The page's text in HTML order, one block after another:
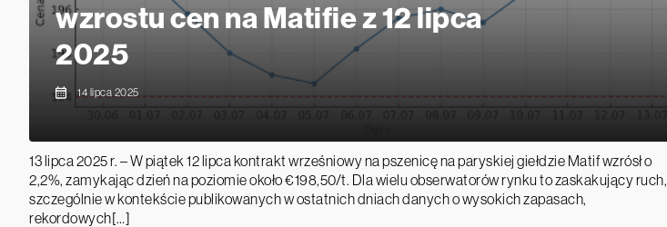
wzrostu cen na Matifie z 12 lipca
2025
14 lipca 2025
13 lipca 2025 r. – W piątek 12 lipca kontrakt wrześniowy na pszenicę na paryskiej giełdzie Matif wzrósł o
2,2%, zamykając dzień na poziomie około €198,50/t. Dla wielu obserwatorów rynku to zaskakujący ruch,
szczególnie w kontekście publikowanych w ostatnich dniach danych o wysokich zapasach,
rekordowych[…]